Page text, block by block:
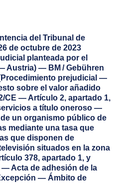
del Tribunal de
de octubre de 2023
planteada por el
Austria) — BM / Gebühren
prejudicial —
sobre el valor añadido
CE — Artículo 2, apartado 1,
a título oneroso —
un organismo público de
mediante una tasa que
que disponen de
situados en la zona
378, apartado 1, y
— Acta de adhesión de la
— Ámbito de